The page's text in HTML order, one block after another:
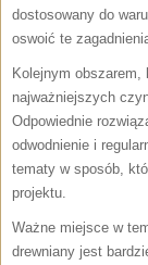
dostosowany do
oswoić te
Kolejnym
najważniejszych
Odpowiednie
odwodnienie i
tematy w sposób,
projektu.
Ważne miejsce w
drewniany jest